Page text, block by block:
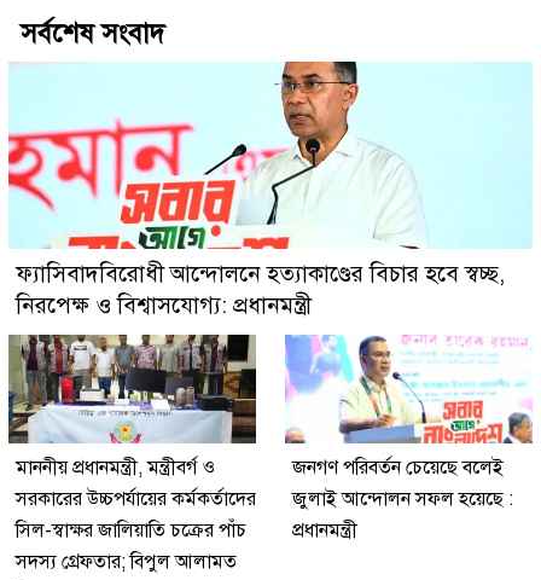
সর্বশেষ সংবাদ
ফ্যাসিবাদবিরোধী আন্দোলনে হত্যাকাণ্ডের বিচার হবে স্বচ্ছ,
নিরপেক্ষ ও বিশ্বাসযোগ্য: প্রধানমন্ত্রী
মাননীয় প্রধানমন্ত্রী, মন্ত্রীবর্গ ও
সরকারের উচ্চপর্যায়ের কর্মকর্তাদের
সিল-স্বাক্ষর জালিয়াতি চক্রের পাঁচ
সদস্য গ্রেফতার; বিপুল আলামত
জনগণ পরিবর্তন চেয়েছে বলেই
জুলাই আন্দোলন সফল হয়েছে :
প্রধানমন্ত্রী